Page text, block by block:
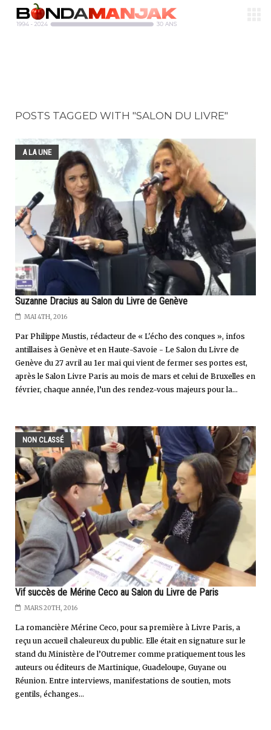
POSTS TAGGED WITH "SALON DU LIVRE"
A LA UNE
Suzanne Dracius au Salon du Livre de Genève
MAI 4TH, 2016
Par Philippe Mustis, rédacteur de « L'écho des conques », infos
antillaises à Genève et en Haute-Savoie - Le Salon du Livre de
Genève du 27 avril au 1er mai qui vient de fermer ses portes est,
après le Salon Livre Paris au mois de mars et celui de Bruxelles en
février, chaque année, l’un des rendez-vous majeurs pour la...
NON CLASSÉ
Vif succès de Mérine Ceco au Salon du Livre de Paris
MARS 20TH, 2016
La romancière Mérine Ceco, pour sa première à Livre Paris, a
reçu un accueil chaleureux du public. Elle était en signature sur le
stand du Ministère de l’Outremer comme pratiquement tous les
auteurs ou éditeurs de Martinique, Guadeloupe, Guyane ou
Réunion. Entre interviews, manifestations de soutien, mots
gentils, échanges...